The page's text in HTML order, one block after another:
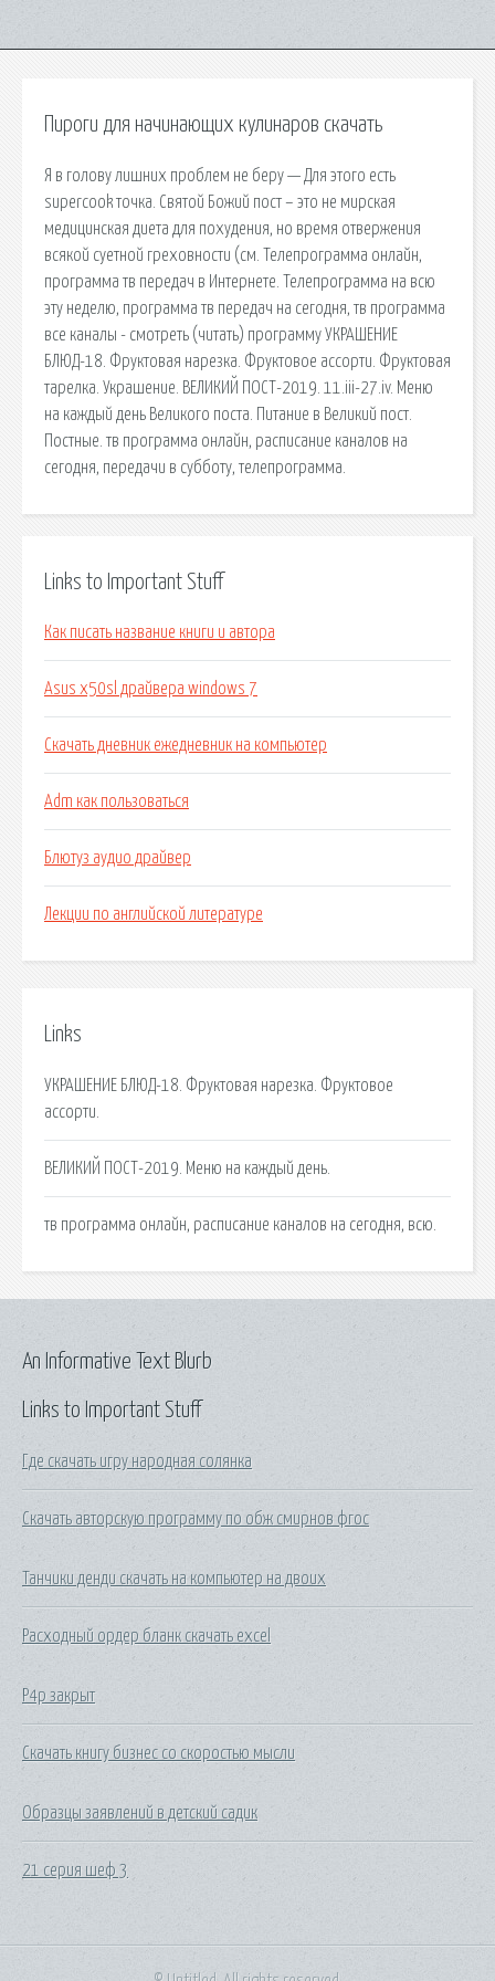
Пироги для начинающих кулинаров скачать
Я в голову лишних проблем не беру — Для этого есть
supercook точка. Святой Божий пост – это не мирская
медицинская диета для похудения, но время отвержения
всякой суетной греховности (см. Телепрограмма онлайн,
программа тв передач в Интернете. Телепрограмма на всю
эту неделю, программа тв передач на сегодня, тв программа
все каналы - смотреть (читать) программу УКРАШЕНИЕ
БЛЮД-18. Фруктовая нарезка. Фруктовое ассорти. Фруктовая
тарелка. Украшение. ВЕЛИКИЙ ПОСТ-2019. 11.iii-27.iv. Меню
на каждый день Великого поста. Питание в Великий пост.
Постные. тв программа онлайн, расписание каналов на
сегодня, передачи в субботу, телепрограмма.
Links to Important Stuff
Как писать название книги и автора
Asus x50sl драйвера windows 7
Скачать дневник ежедневник на компьютер
Adm как пользоваться
Блютуз аудио драйвер
Лекции по английской литературе
Links
УКРАШЕНИЕ БЛЮД-18. Фруктовая нарезка. Фруктовое
ассорти.
ВЕЛИКИЙ ПОСТ-2019. Меню на каждый день.
тв программа онлайн, расписание каналов на сегодня, всю.
Links to Important Stuff
Где скачать игру народная солянка
Скачать авторскую программу по обж смирнов фгос
Танчики денди скачать на компьютер на двоих
Расходный ордер бланк скачать excel
P4p закрыт
Скачать книгу бизнес со скоростью мысли
Образцы заявлений в детский садик
21 серия шеф 3
An Informative Text Blurb